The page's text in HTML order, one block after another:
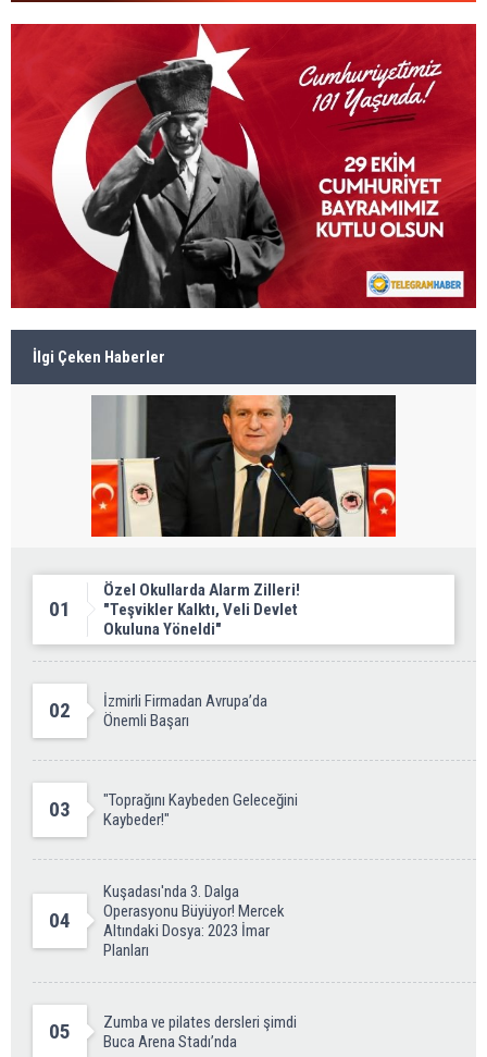
İlgi Çeken Haberler
01
Özel Okullarda Alarm Zilleri!
"Teşvikler Kalktı, Veli Devlet
Okuluna Yöneldi"
02
İzmirli Firmadan Avrupa’da
Önemli Başarı
03
"Toprağını Kaybeden Geleceğini
Kaybeder!"
04
Kuşadası'nda 3. Dalga
Operasyonu Büyüyor! Mercek
Altındaki Dosya: 2023 İmar
Planları
05
Zumba ve pilates dersleri şimdi
Buca Arena Stadı’nda